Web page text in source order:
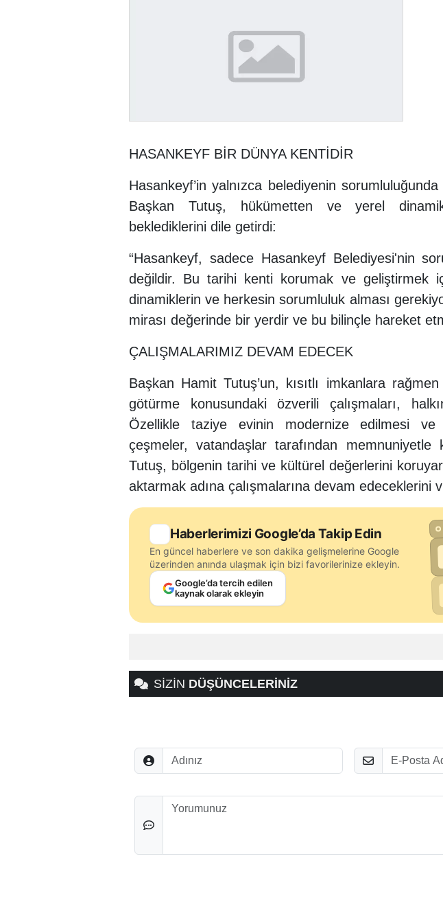
HASANKEYF BİR DÜNYA KENTİDİR
Hasankeyf’in yalnızca belediyenin sorumluluğunda
Başkan Tutuş, hükümetten ve yerel
beklediklerini dile getirdi:
“Hasankeyf, sadece Hasankeyf Belediyesi'nin
değildir. Bu tarihi kenti korumak ve geliştirmek
dinamiklerin ve herkesin sorumluluk alması
mirası değerinde bir yerdir ve bu bilinçle hareket
ÇALIŞMALARIMIZ DEVAM EDECEK
Başkan Hamit Tutuş’un, kısıtlı imkanlara
götürme konusundaki özverili çalışmaları,
Özellikle taziye evinin modernize edilmesi ve
çeşmeler, vatandaşlar tarafından memnuniyetle
Tutuş, bölgenin tarihi ve kültürel değerlerini
aktarmak adına çalışmalarına devam edeceklerini
Haberlerimizi Google’da Takip Edin
En güncel haberlere ve son dakika gelişmelerine Google
üzerinden anında ulaşmak için bizi favorilerinize ekleyin.
Google’da tercih edilen
kaynak olarak ekleyin
SİZİN DÜŞÜNCELERİNİZ
Adınız E-Posta
Düşünceleriniz